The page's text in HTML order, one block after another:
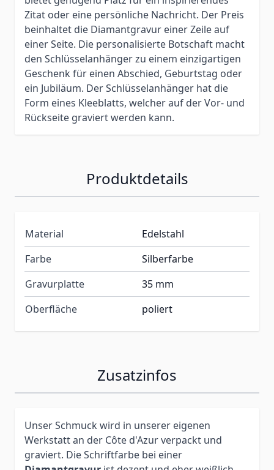
Zitat oder eine persönliche Nachricht. Der Preis
beinhaltet die Diamantgravur einer Zeile auf
einer Seite. Die personalisierte Botschaft macht
den Schlüsselanhänger zu einem einzigartigen
Geschenk für einen Abschied, Geburtstag oder
ein Jubiläum. Der Schlüsselanhänger hat die
Form eines Kleeblatts, welcher auf der Vor- und
Rückseite graviert werden kann.
Produktdetails
Material
Edelstahl
Farbe
Silberfarbe
Gravurplatte
35 mm
Oberfläche
poliert
Zusatzinfos
Unser Schmuck wird in unserer eigenen
Werkstatt an der Côte d'Azur verpackt und
graviert. Die Schriftfarbe bei einer